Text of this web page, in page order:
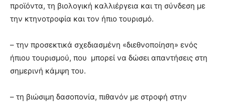
προϊόντα, τη βιολογική καλλιέργεια και τη σύνδεση με
την κτηνοτροφία και τον ήπιο τουρισμό.
– την προσεκτικά σχεδιασμένη «διεθνοποίηση» ενός
ήπιου τουρισμού, που μπορεί να δώσει απαντήσεις στη
σημερινή κάμψη του.
– τη βιώσιμη δασοπονία, πιθανόν με στροφή στην